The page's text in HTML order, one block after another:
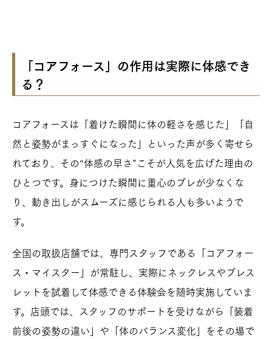
「コアフォース」の作用は実際に体感でき
る？
コアフォースは「着けた瞬間に体の軽さを感じた」「自
然と姿勢がまっすぐになった」といった声が多く寄せら
れており、その“体感の早さ”こそが人気を広げた理由の
ひとつです。身につけた瞬間に重心のブレが少なくな
り、動き出しがスムーズに感じられる人も多いようで
す。
全国の取扱店舗では、専門スタッフである「コアフォー
ス・マイスター」が常駐し、実際にネックレスやブレス
レットを試着して体感できる体験会を随時実施していま
す。店頭では、スタッフのサポートを受けながら「装着
前後の姿勢の違い」や「体のバランス変化」をその場で